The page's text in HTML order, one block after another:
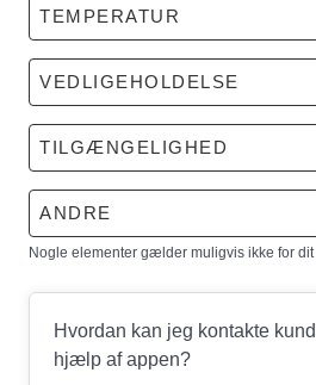
TEMPERATUR
VEDLIGEHOLDELSE
TILGÆNGELIGHED
ANDRE
Nogle elementer gælder muligvis ikke for
Hvordan kan jeg kontakte
hjælp af appen?